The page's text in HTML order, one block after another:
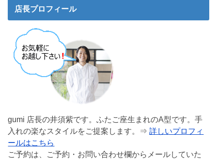
店長プロフィール
gumi 店長の井須紫です。ふたご座生まれのA型です。手
入れの楽なスタイルをご提案します。⇒詳しいプロフィ
ールはこちら
ご予約は、ご予約・お問い合わせ欄からメールしていた